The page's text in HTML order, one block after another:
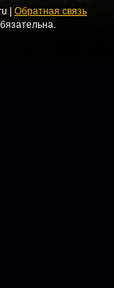
| Обратная связь